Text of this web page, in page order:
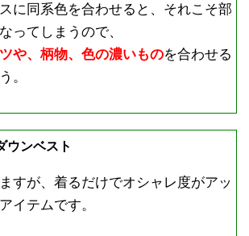
に同系色を合わせると、それこそ部
ってしまうので、
や、柄物、色の濃いものを合わせる
。
ウンベスト
すが、着るだけでオシャレ度がアッ
イテムです。